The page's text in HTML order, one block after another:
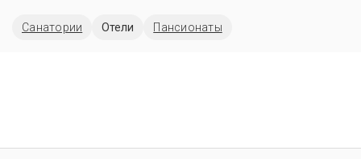
Санатории Отели Пансионаты